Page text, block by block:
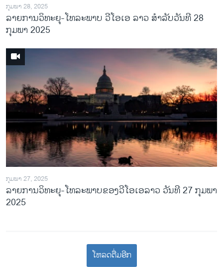
ກຸມພາ 28, 2025
ລາຍການວິ​ທະ​ຍຸ-ໂທ​ລະ​ພາບ ວີໂອເອ ລາວ ສຳ​ລັບ​ວັນ​ທີ 28
ກຸມ​ພາ 2025
ກຸມພາ 27, 2025
ລາຍການວິທະຍຸ-ໂທລະພາບຂອງວີໂອເອລາວ ວັນທີ 27 ກຸມພາ
2025
ໂຫລດຕື່ມອີກ